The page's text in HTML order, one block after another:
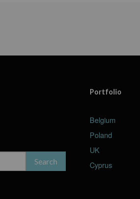
Portfolio
Belgium
Poland
UK
Cyprus